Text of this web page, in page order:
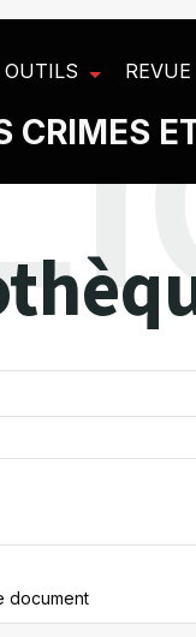
OUTILS REVUE
CRIMES
document